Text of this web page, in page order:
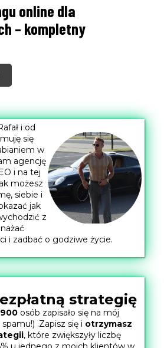
online dla
– kompletny
i od
się
w
agencję
i na tej
możesz
siebie i
jak
z
i zadbać o godziwe życie.
strategię
osób zapisało się na mój
.Zapisz się i otrzymasz
, które zwiększyły liczbę